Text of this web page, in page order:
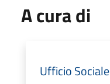
A cura di
Ufficio Sociale